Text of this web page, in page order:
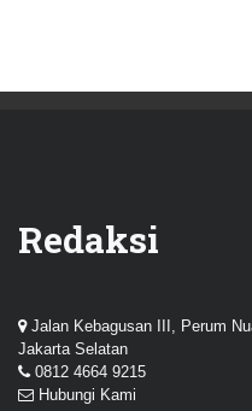
Redaksi
Jalan Kebagusan III, Perum
Jakarta Selatan
0812 4664 9215
Hubungi Kami